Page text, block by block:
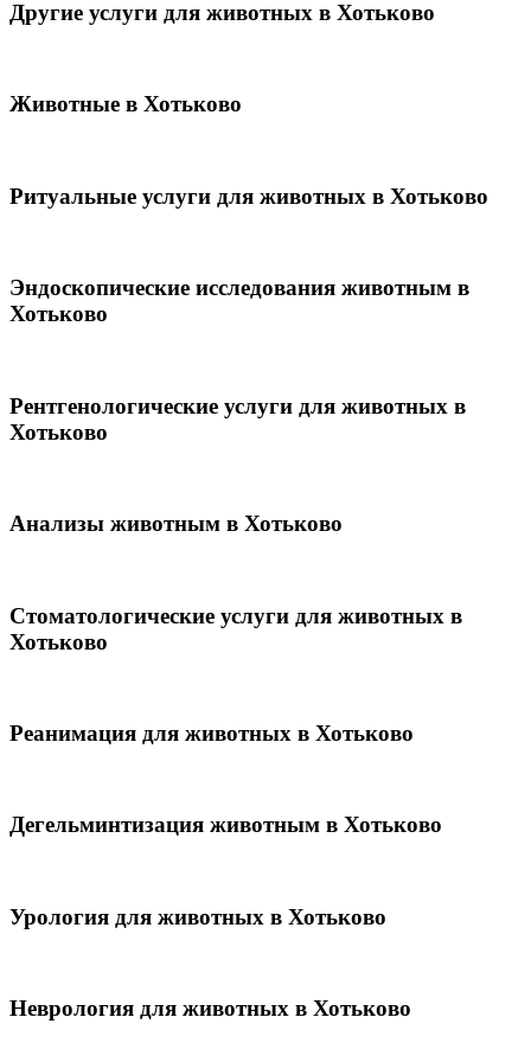
Другие услуги для животных в Хотьково
Животные в Хотьково
Ритуальные услуги для животных в Хотьково
Эндоскопические исследования животным в
Хотьково
Рентгенологические услуги для животных в
Хотьково
Анализы животным в Хотьково
Стоматологические услуги для животных в
Хотьково
Реанимация для животных в Хотьково
Дегельминтизация животным в Хотьково
Урология для животных в Хотьково
Неврология для животных в Хотьково